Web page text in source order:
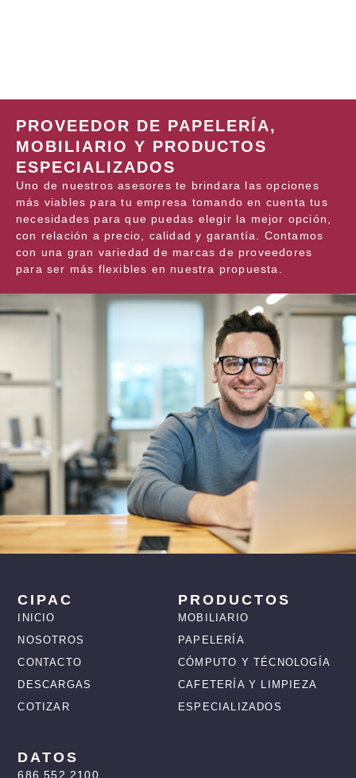
PROVEEDOR DE PAPELERÍA,
MOBILIARIO Y PRODUCTOS
ESPECIALIZADOS
Uno de nuestros asesores te brindara las opciones
más viables para tu empresa tomando en cuenta tus
necesidades para que puedas elegir la mejor opción,
con relación a precio, calidad y garantía. Contamos
con una gran variedad de marcas de proveedores
para ser más flexibles en nuestra propuesta.
CIPAC
INICIO
NOSOTROS
CONTACTO
DESCARGAS
COTIZAR
PRODUCTOS
MOBILIARIO
PAPELERÍA
CÓMPUTO Y TÉCNOLOGÍA
CAFETERÍA Y LIMPIEZA
ESPECIALIZADOS
DATOS
686.552.2100